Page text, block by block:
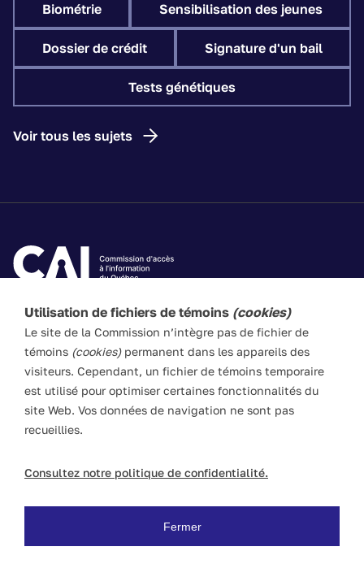
Utilisation de fichiers de témoins (cookies)
Le site de la Commission n’intègre pas de fichier de
témoins (cookies)permanent dans les appareils des
visiteurs. Cependant, un fichier de témoins temporaire
est utilisé pour optimiser certaines fonctionnalités du
site Web. Vos données de navigation ne sont pas
recueillies.
Consultez notre politique de confidentialité.
Fermer
Biométrie Sensibilisation des jeunes
Dossier de crédit Signature d'un bail
Tests génétiques
Voir tous les sujets
Les textes de ce site Web visent à vulgariser les lois
applicables. Ils n’ont pas force de loi. En cas de divergence
entre l’information du site et les textes législatifs, ces
derniers prévalent en toute circonstance.
POLITIQUE LINGUISTIQUE
DROITS D'AUTEUR